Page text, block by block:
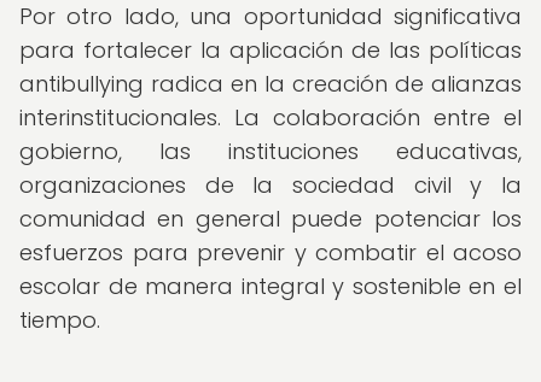
Por otro lado, una oportunidad significativa
para fortalecer la aplicación de las políticas
antibullying radica en la creación de alianzas
interinstitucionales. La colaboración entre el
gobierno, las instituciones educativas,
organizaciones de la sociedad civil y la
comunidad en general puede potenciar los
esfuerzos para prevenir y combatir el acoso
escolar de manera integral y sostenible en el
tiempo.